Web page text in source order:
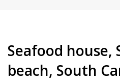
Seafood house,
beach, South